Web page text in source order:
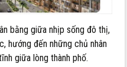
bằng giữa nhịp sống đô thị,
hướng đến những chủ nhân
giữa lòng thành phố.